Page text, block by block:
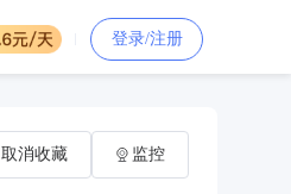
登录/注册
取消收藏 监控